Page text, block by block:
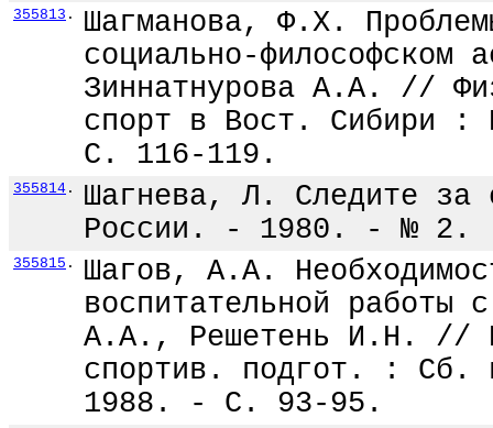
355813 .
Шагманова, Ф.Х.
социально-
Зиннатнурова А.А. //
спорт в Вост. Сибири
С. 116-119.
355814 .
Шагнева, Л. Следите за
России. - 1980. - №
355815 .
Шагов, А.А.
воспитательной работы
А.А., Решетень И.Н. //
спортив. подгот. : Сб.
1988. - С. 93-95.